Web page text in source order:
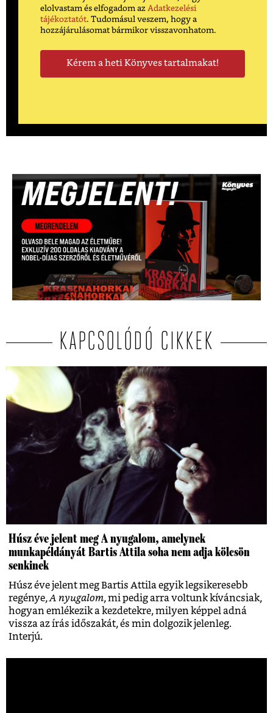
elolvastam és elfogadom az Adatkezelési
tájékoztatót. Tudomásul veszem, hogy a
hozzájárulásomat bármikor visszavonhatom.
KAPCSOLÓDÓ CIKKEK
Húsz éve jelent meg A nyugalom, amelynek
munkapéldányát Bartis Attila soha nem adja kölcsön
senkinek
Húsz éve jelent meg Bartis Attila egyik legsikeresebb
regénye,A nyugalom, mi pedig arra voltunk kíváncsiak,
hogyan emlékezik a kezdetekre, milyen képpel adná
vissza az írás időszakát, és min dolgozik jelenleg.
Interjú.